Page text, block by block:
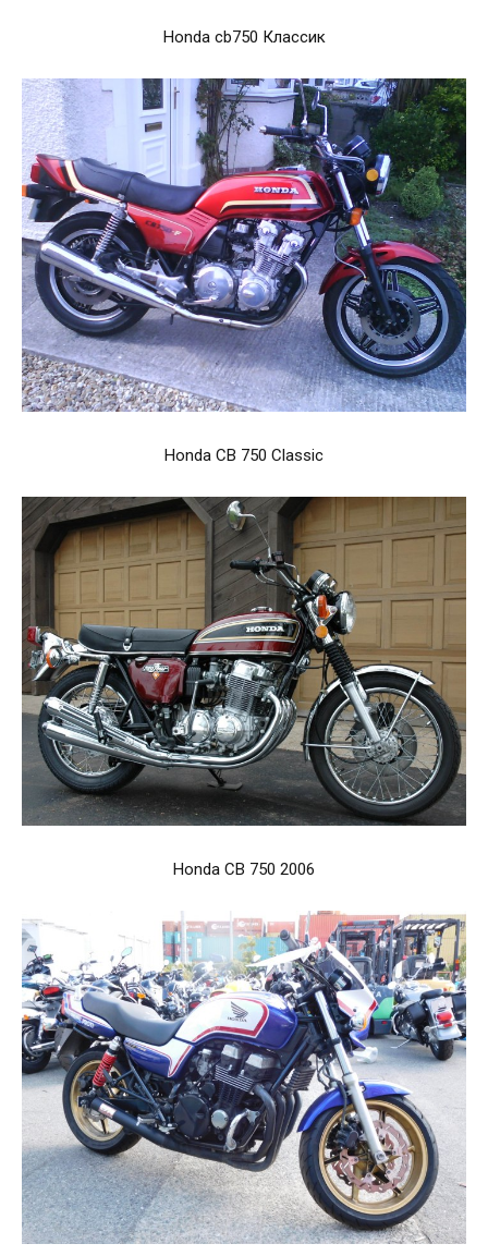
Honda cb750 Классик
Honda CB 750 Classic
Honda CB 750 2006